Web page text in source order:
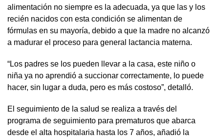
alimentación no siempre es la adecuada, ya que las y los
recién nacidos con esta condición se alimentan de
fórmulas en su mayoría, debido a que la madre no alcanzó
a madurar el proceso para general lactancia materna.
“Los padres se los pueden llevar a la casa, este niño o
niña ya no aprendió a succionar correctamente, lo puede
hacer, sin lugar a duda, pero es más costoso”, detalló.
El seguimiento de la salud se realiza a través del
programa de seguimiento para prematuros que abarca
desde el alta hospitalaria hasta los 7 años, añadió la